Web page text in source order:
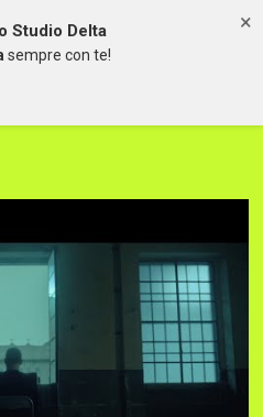
SETTIMANA DELL’ANNO:
×
Studio Delta
sempre con te!